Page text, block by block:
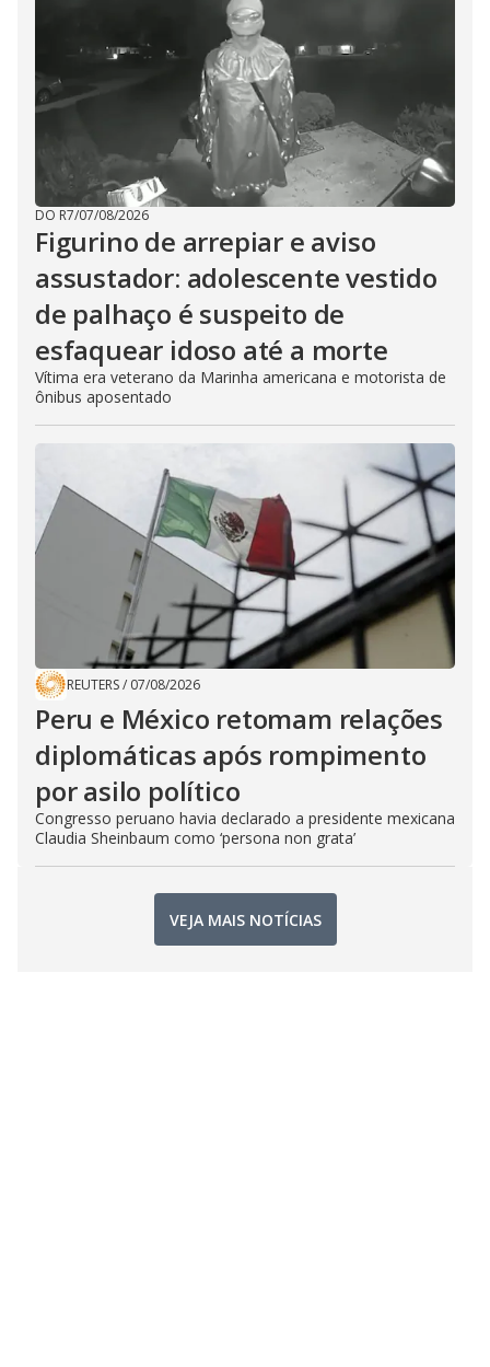
DO R7/07/08/2026
Figurino de arrepiar e aviso
assustador: adolescente vestido
de palhaço é suspeito de
esfaquear idoso até a morte
Vítima era veterano da Marinha americana e motorista de
ônibus aposentado
REUTERS/ 07/08/2026
Peru e México retomam relações
diplomáticas após rompimento
por asilo político
Congresso peruano havia declarado a presidente mexicana
Claudia Sheinbaum como ‘persona non grata’
VEJA MAIS NOTÍCIAS